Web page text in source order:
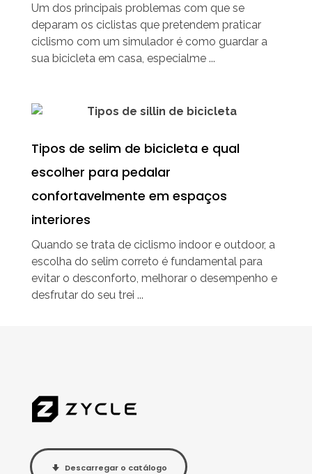
Um dos principais problemas com que se
deparam os ciclistas que pretendem praticar
ciclismo com um simulador é como guardar a
sua bicicleta em casa, especialme ...
Tipos de selim de bicicleta e qual
escolher para pedalar
confortavelmente em espaços
interiores
Quando se trata de ciclismo indoor e outdoor, a
escolha do selim correto é fundamental para
evitar o desconforto, melhorar o desempenho e
desfrutar do seu trei ...
Descarregar o catálogo